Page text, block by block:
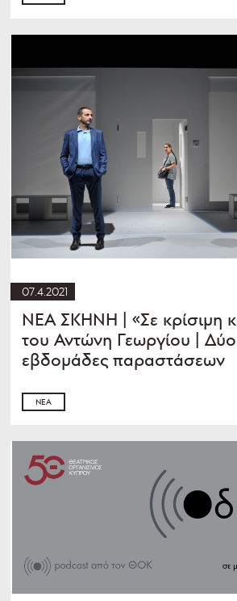
07.4.2021
ΝΕΑ ΣΚΗΝΗ | «Σε κρίσιμη
του Αντώνη Γεωργίου | Δύο
εβδομάδες παραστάσεων
ΝΈΑ